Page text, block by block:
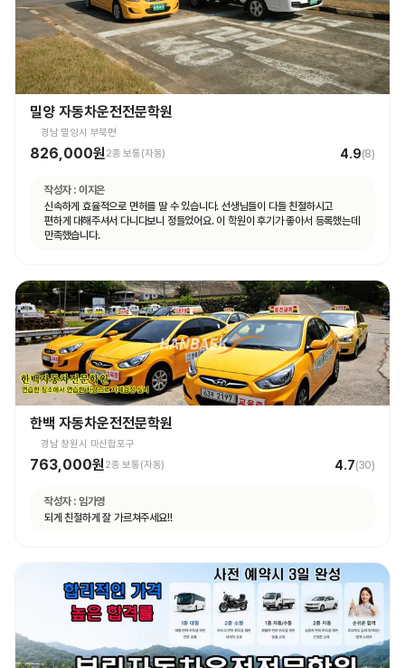
밀양 자동차운전전문학원
경남 밀양시 부북면
826,000원 2종 보통(자동) 4.9(8)
작성자 : 이지은
신속하게 효율적으로 면허를 딸 수 있습니다. 선생님들이 다들 친절하시고
편하게 대해주셔서 다니다보니 정들었어요. 이 학원이 후기가 좋아서 등록했는데
만족했습니다.
한백 자동차운전전문학원
경남 창원시 마산합포구
763,000원2종 보통(자동) 4.7(30)
작성자 : 임가영
되게 친절하게 잘 가르쳐주세요!!